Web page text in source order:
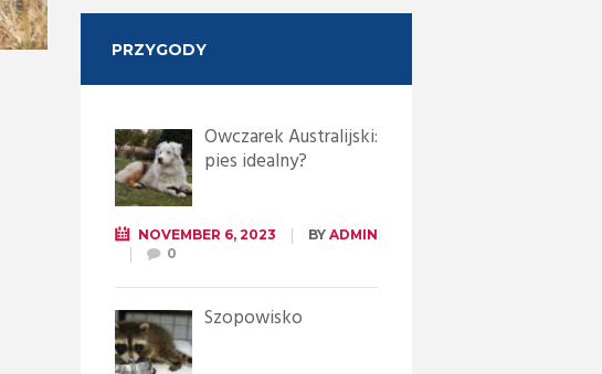
PRZYGODY
Owczarek Australijski:
pies idealny?
NOVEMBER 6, 2023 BY ADMIN
0
Szopowisko